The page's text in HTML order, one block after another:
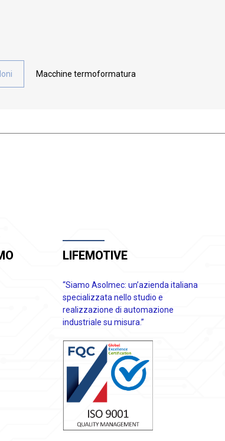
Macchine termoformatura
LIFEMOTIVE
“Siamo Asolmec: un’azienda italiana
specializzata nello studio e
realizzazione di automazione
industriale su misura.”